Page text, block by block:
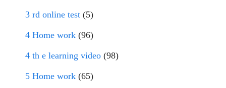
3 rd online test (5)
4 Home work (96)
4 th e learning video (98)
5 Home work (65)